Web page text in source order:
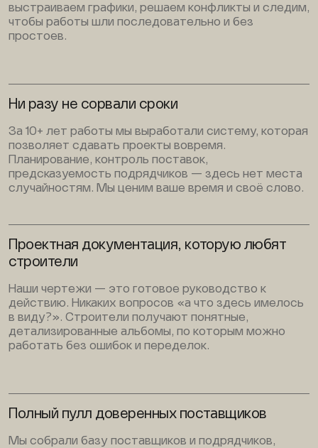
выстраиваем графики, решаем конфликты и следим,
чтобы работы шли последовательно и без
простоев.
Ни разу не сорвали сроки
За 10+ лет работы мы выработали систему, которая
позволяет сдавать проекты вовремя.
Планирование, контроль поставок,
предсказуемость подрядчиков — здесь нет места
случайностям. Мы ценим ваше время и своё слово.
Проектная документация, которую любят
строители
Наши чертежи — это готовое руководство к
действию. Никаких вопросов «а что здесь имелось
в виду?». Строители получают понятные,
детализированные альбомы, по которым можно
работать без ошибок и переделок.
Полный пулл доверенных поставщиков
Мы собрали базу поставщиков и подрядчиков,